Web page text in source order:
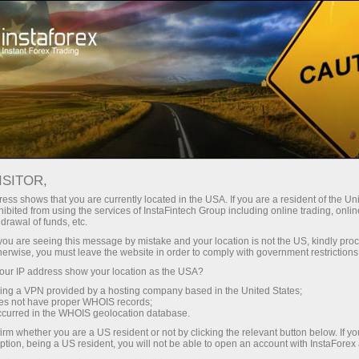
Acerca de InstaForex InstaSport Dragon Racing
InstaForex-
socio oficial de Dragon
Racing
El futuro está llegando,
InstaForex y Dragon Racing
shows that you are currently located in the USA. If you are a resident of the
from using the services of InstaFintech Group including online trading,
of funds, etc.
are seeing this message by mistake and your location is not the US, kindly
you must leave the website in order to comply with government
IP address show your location as the USA?
a VPN provided by a hosting company based in the United States;
not have proper WHOIS records;
in the WHOIS geolocation database.
whether you are a US resident or not by clicking the relevant button below. If
being a US resident, you will not be able to open an account with InstaForex